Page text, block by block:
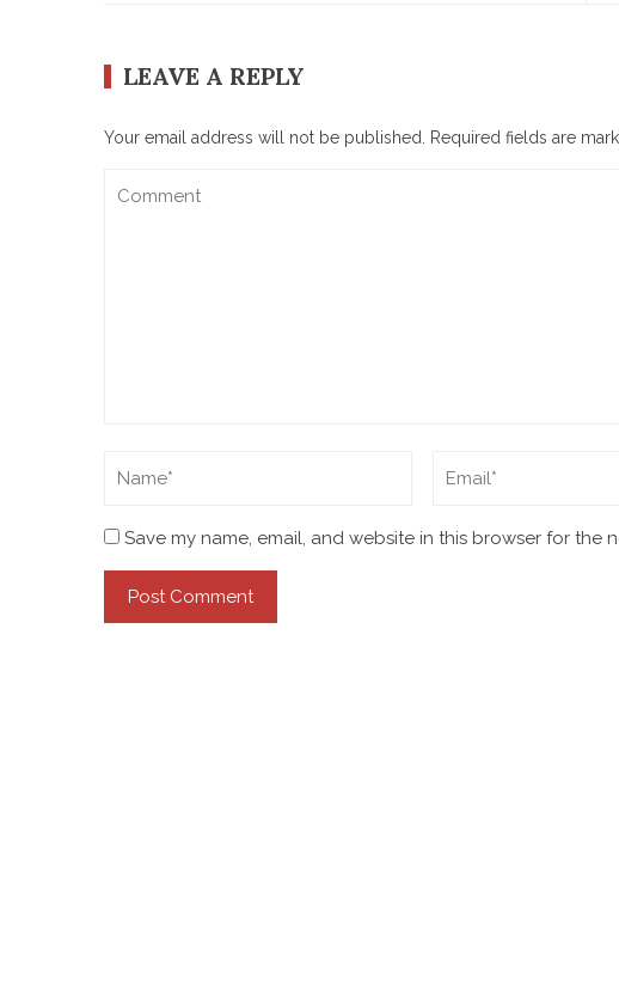
LEAVE A REPLY
Your email address will not be published. Required fields are
Save my name, email, and website in this browser for the